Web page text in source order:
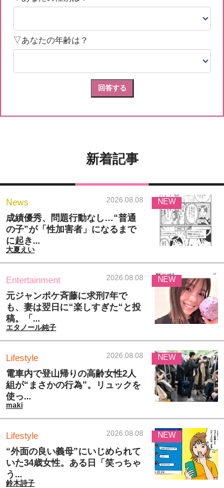
新着記事
News 2026.08.08
成績優秀、問題行動なし…“普通
の子”が「性加害者」になるまで
に起き...
大夏えい
NEW
Entertainment 2026.08.08
元ジャンポケ斉藤に求刑7年で
も、妻は翌日に“楽しすぎた“と投
稿。「...
エタノール純子
NEW
Lifestyle 2026.08.08
電車内で登山帰りの高齢女性2人
組が“まさかの行為”。リュックを
使っ...
maki
NEW
Lifestyle 2026.08.08
“外面の良い義母”にいじめられて
いた34歳女性。ある日「笑っちゃ
う...
鈴木詩子
NEW